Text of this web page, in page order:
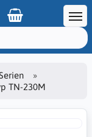
TN-230M